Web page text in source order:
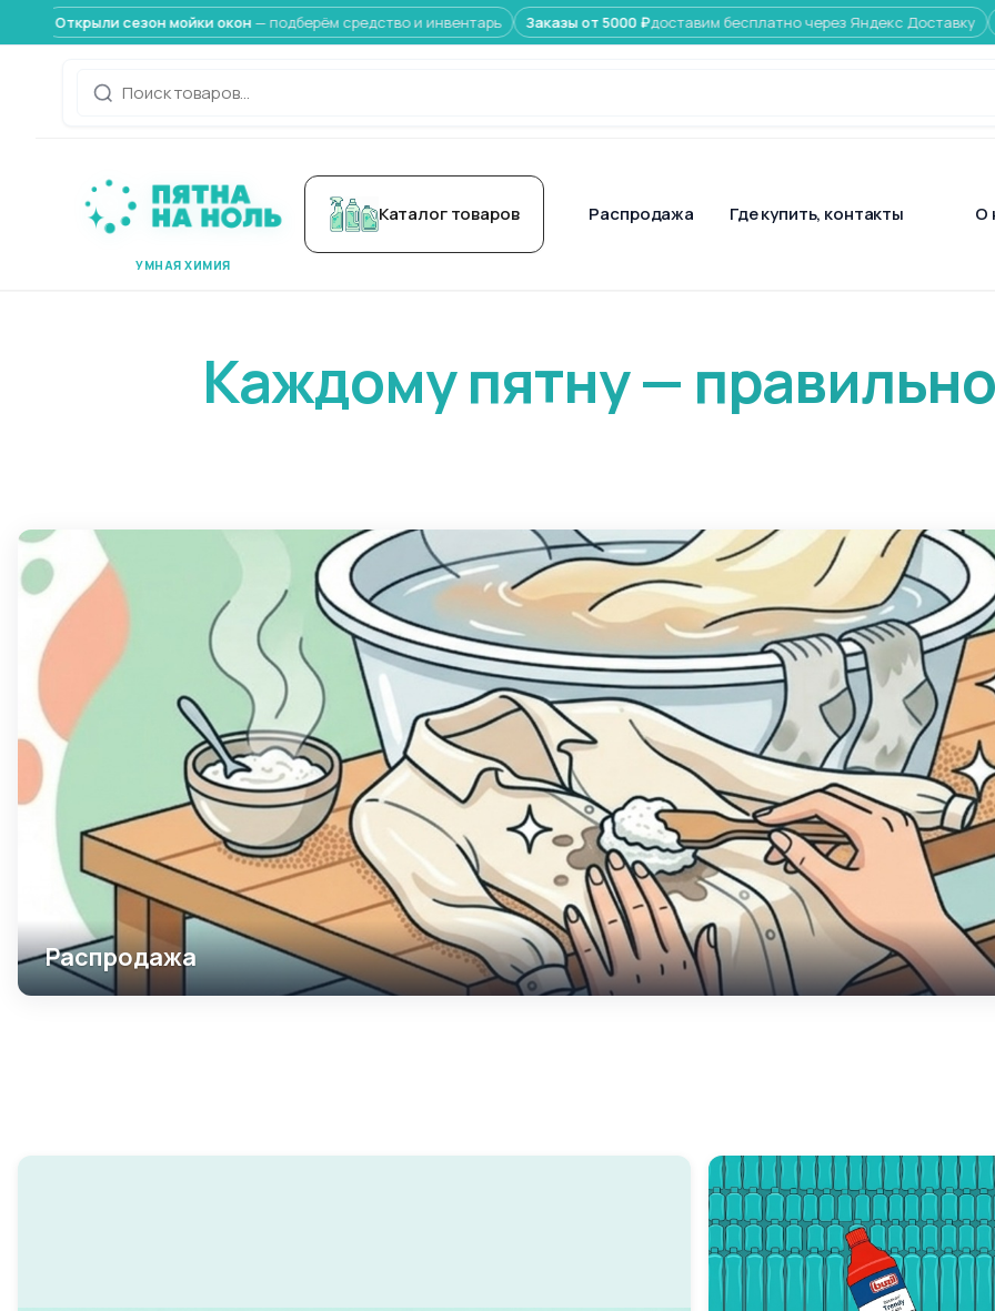
сезон мойки окон— подберём средство и инвентарь Заказы от 5000 ₽доставим бесплатно через Яндекс Доставку Скидки
УМНАЯ ХИМИЯ
Каталог товаров Распродажа Где купить, контакты О
Каждому пятну —
Распродажа